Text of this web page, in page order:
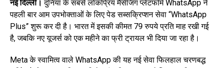
नई दिल्ली। दुनिया के सबसे लोकप्रिय मैसेजिंग प्लेटफॉर्म WhatsApp ने
पहली बार आम उपभोक्ताओं के लिए पेड सब्सक्रिप्शन सेवा “WhatsApp
Plus” शुरू कर दी है। भारत में इसकी कीमत 79 रुपये प्रति माह रखी गई
है, जबकि नए यूजर्स को एक महीने का फ्री ट्रायल भी दिया जा रहा है।
Meta के स्वामित्व वाले WhatsApp की यह नई सेवा फिलहाल चरणबद्ध